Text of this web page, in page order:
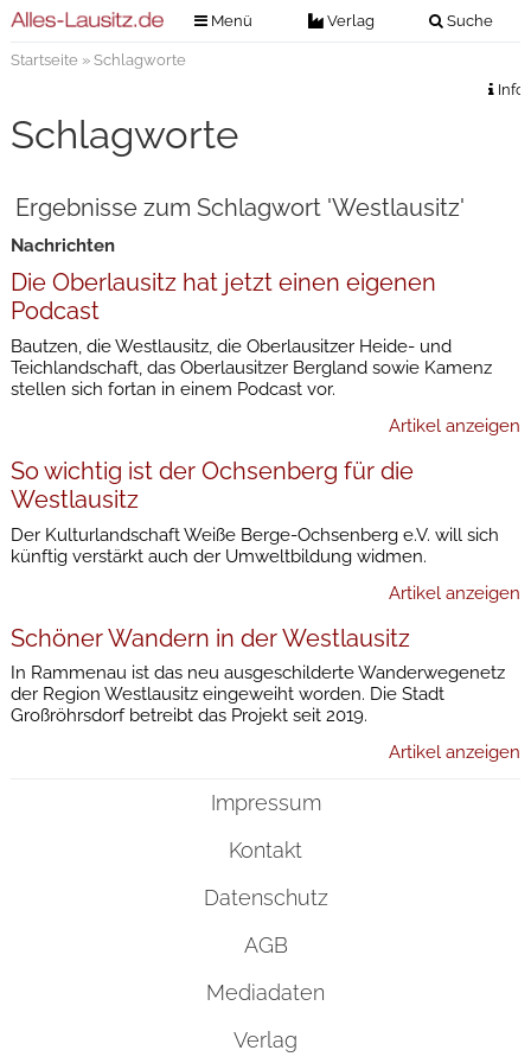
Menü Verlag Suche
Verlag
Kontakt
Anzeigenannahme
Digitale Ausgaben
Startseite» Schlagworte
Info
Schlagworte
Ergebnisse zum Schlagwort 'Westlausitz'
Nachrichten
Die Oberlausitz hat jetzt einen eigenen
Podcast
Bautzen, die Westlausitz, die Oberlausitzer Heide- und
Teichlandschaft, das Oberlausitzer Bergland sowie Kamenz
stellen sich fortan in einem Podcast vor.
Artikel anzeigen
So wichtig ist der Ochsenberg für die
Westlausitz
Der Kulturlandschaft Weiße Berge-Ochsenberg e.V. will sich
künftig verstärkt auch der Umweltbildung widmen.
Artikel anzeigen
Schöner Wandern in der Westlausitz
In Rammenau ist das neu ausgeschilderte Wanderwegenetz
der Region Westlausitz eingeweiht worden. Die Stadt
Großröhrsdorf betreibt das Projekt seit 2019.
Artikel anzeigen
Impressum
Kontakt
Datenschutz
AGB
Mediadaten
Verlag